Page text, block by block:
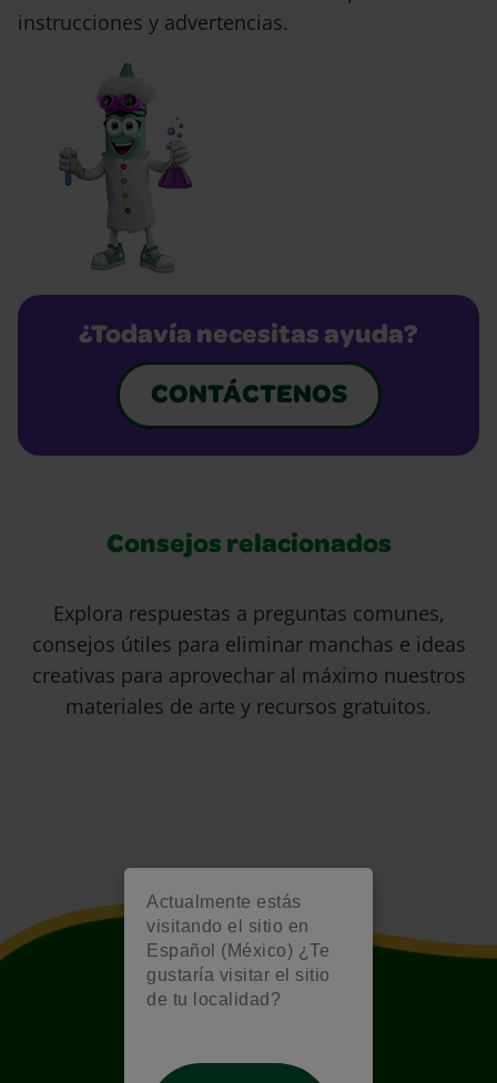
Actualmente estás
visitando el sitio en
Español (México) ¿Te
gustaría visitar el sitio
de tu localidad?
instrucciones y advertencias.
¿Todavía necesitas ayuda?
CONTÁCTENOS
Consejos relacionados
Explora respuestas a preguntas comunes,
consejos útiles para eliminar manchas e ideas
creativas para aprovechar al máximo nuestros
materiales de arte y recursos gratuitos.